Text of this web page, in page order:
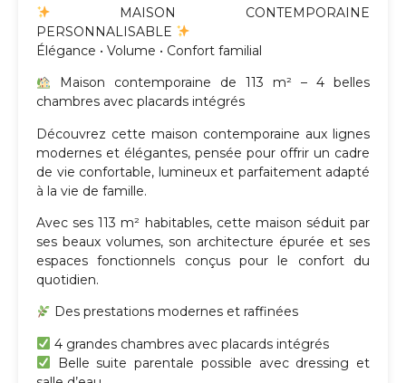
MAISON CONTEMPORAINE
PERSONNALISABLE
Élégance • Volume • Confort familial
Maison contemporaine de 113 m² – 4 belles
chambres avec placards intégrés
Découvrez cette maison contemporaine aux lignes
modernes et élégantes, pensée pour offrir un cadre
de vie confortable, lumineux et parfaitement adapté
à la vie de famille.
Avec ses 113 m² habitables, cette maison séduit par
ses beaux volumes, son architecture épurée et ses
espaces fonctionnels conçus pour le confort du
quotidien.
Des prestations modernes et raffinées
4 grandes chambres avec placards intégrés
Belle suite parentale possible avec dressing et